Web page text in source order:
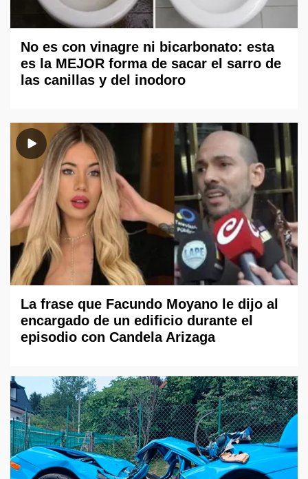
No es con vinagre ni bicarbonato: esta
es la MEJOR forma de sacar el sarro de
las canillas y del inodoro
La frase que Facundo Moyano le dijo al
encargado de un edificio durante el
episodio con Candela Arizaga